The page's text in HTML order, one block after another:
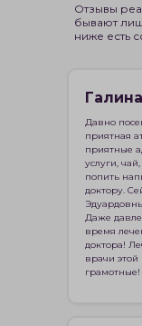
Отзывы
бывают
ниже есть
Давно
приятная
приятные
услуги,
попить
доктору.
Даже
время
доктора!
врачи